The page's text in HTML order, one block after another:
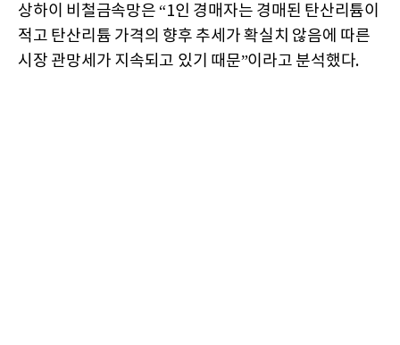
상하이 비철금속망은 “1인 경매자는 경매된 탄산리튬이
적고 탄산리튬 가격의 향후 추세가 확실치 않음에 따른
시장 관망세가 지속되고 있기 때문”이라고 분석했다.